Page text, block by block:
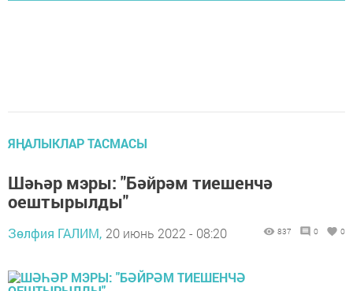
ЯҢАЛЫКЛАР ТАСМАСЫ
Шәһәр мэры: "Бәйрәм тиешенчә
оештырылды"
Зөлфия ГАЛИМ, 20 июнь 2022 - 08:20 837 0 0